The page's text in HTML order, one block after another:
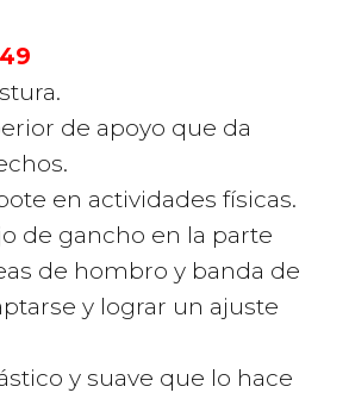
actual
es:
$149.00.
de apoyo que da
en actividades físicas.
de gancho en la parte
de hombro y banda de
y lograr un ajuste
y suave que lo hace